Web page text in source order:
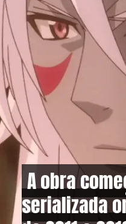
A obra
serializada
A obra
serializada